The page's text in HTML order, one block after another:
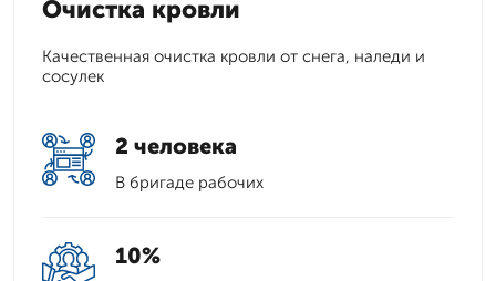
Очистка кровли
Качественная очистка кровли от снега, наледи и
сосулек
2 человека
В бригаде рабочих
10%